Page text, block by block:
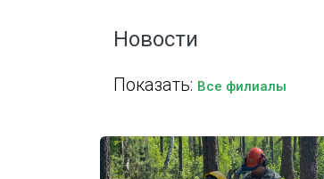
Новости
Показать: Все филиалы